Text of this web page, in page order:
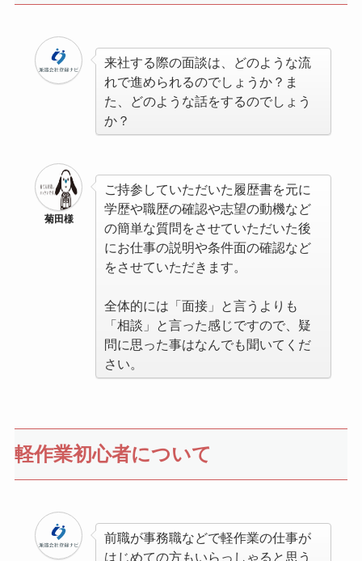
来社する際の面談は、どのような流
れで進められるのでしょうか？ま
た、どのような話をするのでしょう
か？
菊田様
ご持参していただいた履歴書を元に
学歴や職歴の確認や志望の動機など
の簡単な質問をさせていただいた後
にお仕事の説明や条件面の確認など
をさせていただきます。
全体的には「面接」と言うよりも
「相談」と言った感じですので、疑
問に思った事はなんでも聞いてくだ
さい。
軽作業初心者について
前職が事務職などで軽作業の仕事が
はじめての方もいらっしゃると思う